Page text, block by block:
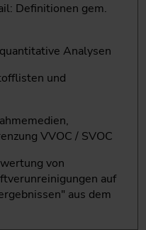
Definitionen gem.
Analysen
und
VVOC / SVOC
von
auf
aus dem